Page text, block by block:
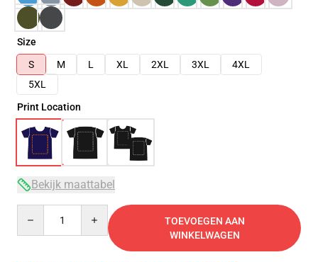
Size
S
M L XL 2XL 3XL
4XL
5XL
Print Location
Bekijk maattabel
TOEVOEGEN AAN
WINKELWAGEN